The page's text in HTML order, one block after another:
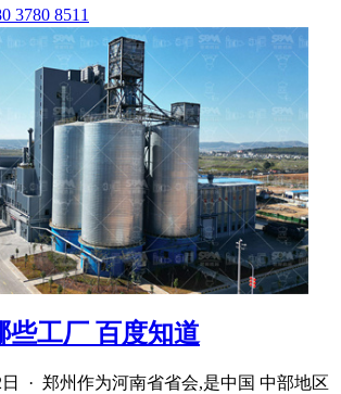
3780 8511
些工厂 百度知道
日 · 郑州作为河南省省会,是中国 中部地区